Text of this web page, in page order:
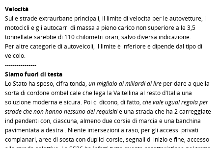
Velocità
Sulle strade extraurbane principali, il limite di velocità per le autovetture, i
motocicli e gli autocarri di massa a pieno carico non superiore alle 3,5
tonnellate sarebbe di 110 chilometri orari, salvo diversa indicazione.
Per altre categorie di autoveicoli, il limite è inferiore e dipende dal tipo di
veicolo.
----------------
Siamo fuori di testa
Lo Stato ha speso, cifra tonda, un migliaio di miliardi di lire per dare a quella
sorta di cordone ombelicale che lega la Valtellina al resto d'Italia una
soluzione moderna e sicura. Poi ci dicono, di fatto, che vale ugual regola per
strade che non hanno nessuno dei requisitie una strada che ha 2 carreggiate
indipendenti con, ciascuna, almeno due corsie di marcia e una banchina
pavimentata a destra . Niente intersezioni a raso, per gli accessi privati
complanari, aree di sosta con duplici corsie, segnali di inizio e fine, accesso